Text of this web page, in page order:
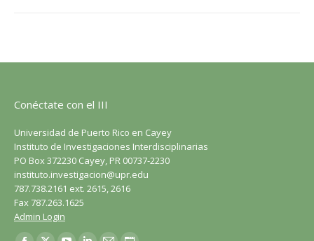
Conéctate con el III
Universidad de Puerto Rico en Cayey
Instituto de Investigaciones Interdisciplinarias
PO Box 372230 Cayey, PR 00737-2230
instituto.investigacion@upr.edu
787.738.2161 ext. 2615, 2616
Fax 787.263.1625
Admin Login
Encuéntranos en: